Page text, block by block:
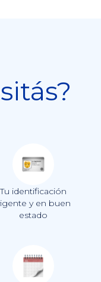
Tu identificación
y en buen
estado